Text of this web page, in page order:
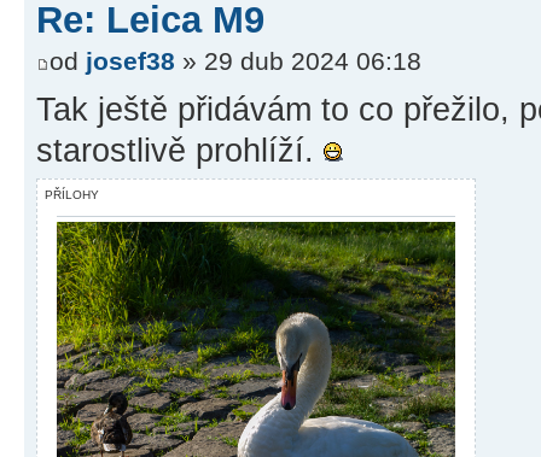
Re: Leica M9
od josef38 » 29 dub 2024 06:18
Tak ještě přidávám to co přežilo,
starostlivě prohlíží.
PŘÍLOHY